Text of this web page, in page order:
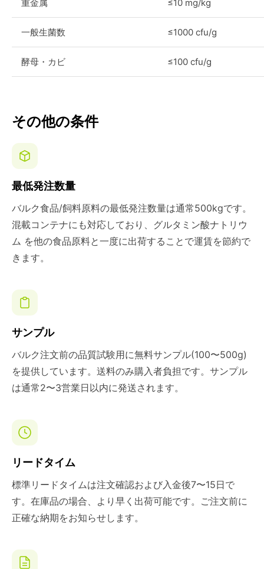
重金属 ≤10 mg/kg
一般生菌数 ≤1000 cfu/g
酵母・カビ ≤100 cfu/g
その他の条件
最低発注数量
バルク食品/飼料原料の最低発注数量は通常500kgです。
混載コンテナにも対応しており、グルタミン酸ナトリウ
ム を他の食品原料と一度に出荷することで運賃を節約で
きます。
サンプル
バルク注文前の品質試験用に無料サンプル(100〜500g)
を提供しています。送料のみ購入者負担です。サンプル
は通常2〜3営業日以内に発送されます。
リードタイム
標準リードタイムは注文確認および入金後7〜15日で
す。在庫品の場合、より早く出荷可能です。ご注文前に
正確な納期をお知らせします。